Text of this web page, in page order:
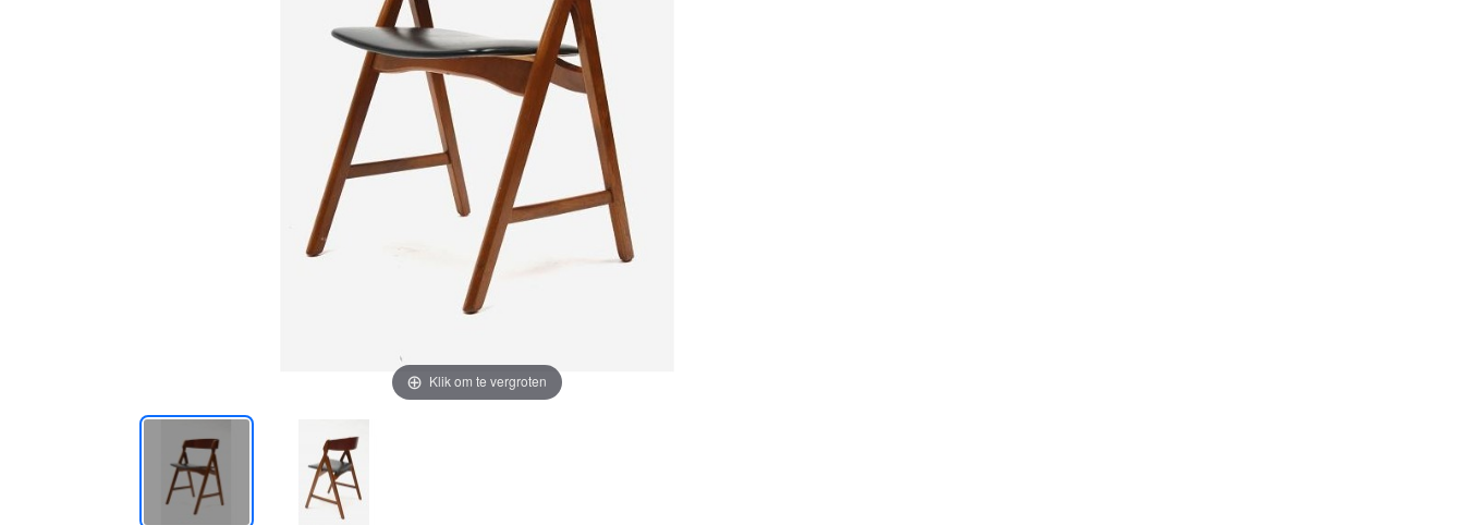
Klik om te vergroten